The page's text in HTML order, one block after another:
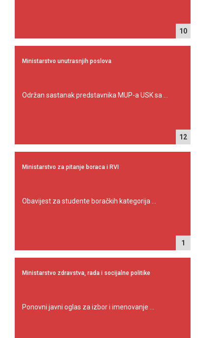
10
Ministarstvo unutrasnjih poslova
12
Održan sastanak predstavnika MUP-a USK sa ...
Ministarstvo za pitanje boraca i RVI
1
Obavijest za studente boračkih kategorija ...
Ministarstvo zdravstva, rada i socijalne politike
Ponovni javni oglas za izbor i imenovanje ...